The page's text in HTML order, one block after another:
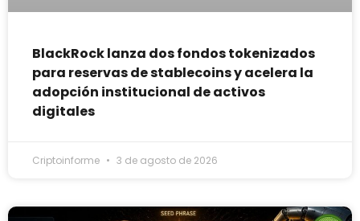
BlackRock lanza dos fondos tokenizados
para reservas de stablecoins y acelera la
adopción institucional de activos
digitales
Criptoinforme 3 de agosto de 2026